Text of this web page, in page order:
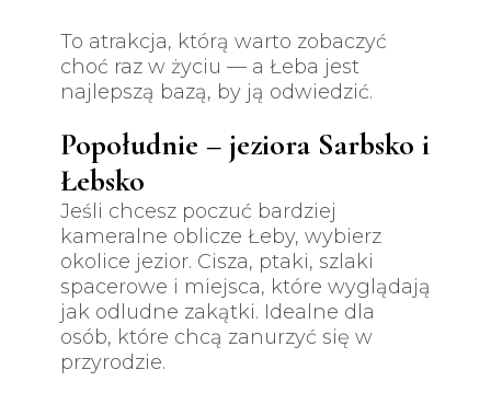
To atrakcja, którą warto zobaczyć
choć raz w życiu — a Łeba jest
najlepszą bazą, by ją odwiedzić.
Popołudnie – jeziora Sarbsko i
Łebsko
Jeśli chcesz poczuć bardziej
kameralne oblicze Łeby, wybierz
okolice jezior. Cisza, ptaki, szlaki
spacerowe i miejsca, które wyglądają
jak odludne zakątki. Idealne dla
osób, które chcą zanurzyć się w
przyrodzie.